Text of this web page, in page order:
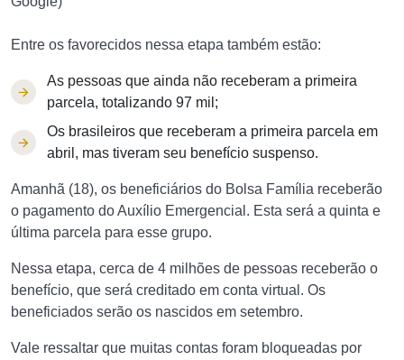
Entre os favorecidos nessa etapa também estão:
As pessoas que ainda não receberam a primeira
parcela, totalizando 97 mil;
Os brasileiros que receberam a primeira parcela em
abril, mas tiveram seu benefício suspenso.
Amanhã (18), os beneficiários do Bolsa Família receberão
o pagamento do Auxílio Emergencial. Esta será a quinta e
última parcela para esse grupo.
Nessa etapa, cerca de 4 milhões de pessoas receberão o
benefício, que será creditado em conta virtual. Os
beneficiados serão os nascidos em setembro.
Vale ressaltar que muitas contas foram bloqueadas por